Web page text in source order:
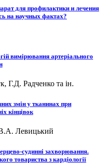
для профилактики и лечения
на научных фактах?
вимірювання артеріального
Радченко та ін.
змін у тканинах при
кінцівок
Левицький
судинні захворювання.
товариства з кардіології